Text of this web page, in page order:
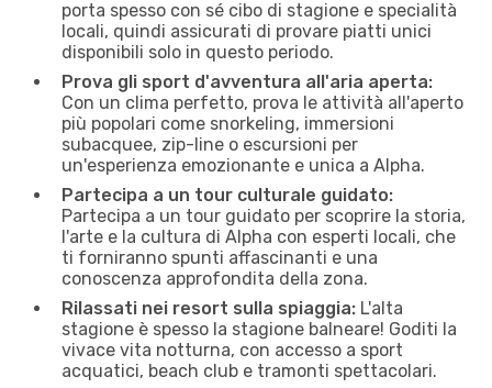
porta spesso con sé cibo di stagione e specialità
locali, quindi assicurati di provare piatti unici
disponibili solo in questo periodo.
Prova gli sport d'avventura all'aria aperta:
Con un clima perfetto, prova le attività all'aperto
più popolari come snorkeling, immersioni
subacquee, zip-line o escursioni per
un'esperienza emozionante e unica a Alpha.
Partecipa a un tour culturale guidato:
Partecipa a un tour guidato per scoprire la storia,
l'arte e la cultura di Alpha con esperti locali, che
ti forniranno spunti affascinanti e una
conoscenza approfondita della zona.
Rilassati nei resort sulla spiaggia: L'alta
stagione è spesso la stagione balneare! Goditi la
vivace vita notturna, con accesso a sport
acquatici, beach club e tramonti spettacolari.